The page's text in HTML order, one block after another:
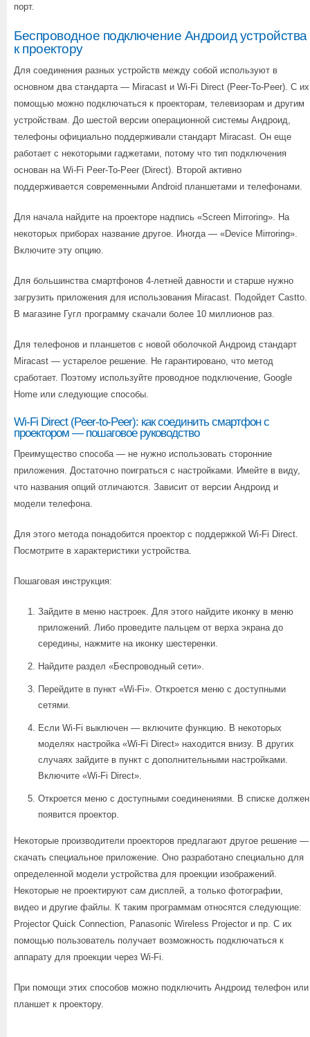
порт.
Беспроводное подключение Андроид устройства
к проектору
Для соединения разных устройств между собой используют в
основном два стандарта — Miracast и Wi-Fi Direct (Peer-To-Peer). С их
помощью можно подключаться к проекторам, телевизорам и другим
устройствам. До шестой версии операционной системы Андроид,
телефоны официально поддерживали стандарт Miracast. Он еще
работает с некоторыми гаджетами, потому что тип подключения
основан на Wi-Fi Peer-To-Peer (Direct). Второй активно
поддерживается современными Android планшетами и телефонами.
Для начала найдите на проекторе надпись «Screen Mirroring». На
некоторых приборах название другое. Иногда — «Device Mirroring».
Включите эту опцию.
Для большинства смартфонов 4-летней давности и старше нужно
загрузить приложения для использования Miracast. Подойдет Castto.
В магазине Гугл программу скачали более 10 миллионов раз.
Для телефонов и планшетов с новой оболочкой Андроид стандарт
Miracast — устарелое решение. Не гарантировано, что метод
сработает. Поэтому используйте проводное подключение, Google
Home или следующие способы.
Wi-Fi Direct (Peer-to-Peer): как соединить смартфон с
проектором — пошаговое руководство
Преимущество способа — не нужно использовать сторонние
приложения. Достаточно поиграться с настройками. Имейте в виду,
что названия опций отличаются. Зависит от версии Андроид и
модели телефона.
Для этого метода понадобится проектор с поддержкой Wi-Fi Direct.
Посмотрите в характеристики устройства.
Пошаговая инструкция:
Зайдите в меню настроек. Для этого найдите иконку в меню
приложений. Либо проведите пальцем от верха экрана до
середины, нажмите на иконку шестеренки.
Найдите раздел «Беспроводный сети».
Перейдите в пункт «Wi-Fi». Откроется меню с доступными
сетями.
Если Wi-Fi выключен — включите функцию. В некоторых
моделях настройка «Wi-Fi Direct» находится внизу. В других
случаях зайдите в пункт с дополнительными настройками.
Включите «Wi-Fi Direct».
Откроется меню с доступными соединениями. В списке должен
появится проектор.
Некоторые производители проекторов предлагают другое решение —
скачать специальное приложение. Оно разработано специально для
определенной модели устройства для проекции изображений.
Некоторые не проектируют сам дисплей, а только фотографии,
видео и другие файлы. К таким программам относятся следующие:
Projector Quick Connection, Panasonic Wireless Projector и пр. С их
помощью пользователь получает возможность подключаться к
аппарату для проекции через Wi-Fi.
При помощи этих способов можно подключить Андроид телефон или
планшет к проектору.